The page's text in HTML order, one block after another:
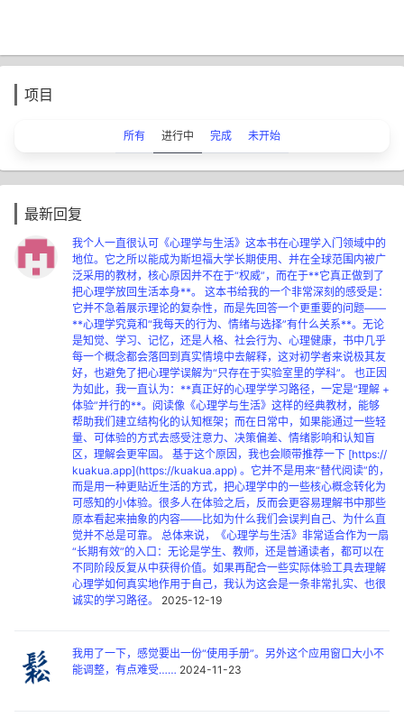
项目
所有 进行中 完成 未开始
最新回复
我个人一直很认可《心理学与生活》这本书在心理学入门领域中的
地位。它之所以能成为斯坦福大学长期使用、并在全球范围内被广
泛采用的教材，核心原因并不在于“权威”，而在于**它真正做到了
把心理学放回生活本身**。 这本书给我的一个非常深刻的感受是：
它并不急着展示理论的复杂性，而是先回答一个更重要的问题——
**心理学究竟和“我每天的行为、情绪与选择”有什么关系**。无论
是知觉、学习、记忆，还是人格、社会行为、心理健康，书中几乎
每一个概念都会落回到真实情境中去解释，这对初学者来说极其友
好，也避免了把心理学误解为“只存在于实验室里的学科”。 也正因
为如此，我一直认为：**真正好的心理学学习路径，一定是“理解 +
体验”并行的**。阅读像《心理学与生活》这样的经典教材，能够
帮助我们建立结构化的认知框架；而在日常中，如果能通过一些轻
量、可体验的方式去感受注意力、决策偏差、情绪影响和认知盲
区，理解会更牢固。 基于这个原因，我也会顺带推荐一下 [https://
kuakua.app](https://kuakua.app) 。它并不是用来“替代阅读”的，
而是用一种更贴近生活的方式，把心理学中的一些核心概念转化为
可感知的小体验。很多人在体验之后，反而会更容易理解书中那些
原本看起来抽象的内容——比如为什么我们会误判自己、为什么直
觉并不总是可靠。 总体来说，《心理学与生活》非常适合作为一扇
“长期有效”的入口：无论是学生、教师，还是普通读者，都可以在
不同阶段反复从中获得价值。如果再配合一些实际体验工具去理解
心理学如何真实地作用于自己，我认为这会是一条非常扎实、也很
诚实的学习路径。
2025-12-19
我用了一下，感觉要出一份“使用手册”。另外这个应用窗口大小不
能调整，有点难受…… 2024-11-23